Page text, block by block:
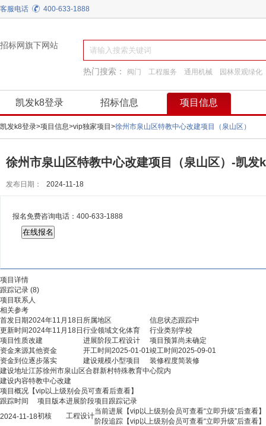
客服电话 400-633-1888
招标网旗下网站
热门搜索： 阀门 工程服务 通用机械
园林景观绿化
凯发k8登录 招标信息 项目信息
凯发k8登录>项目信息>vip独家项目 >徐州市泉山区特教中心改建项目（泉山区）
徐州市泉山区特教中心改建项目（泉山区）-凯发
发布日期： 2024-11-18
报名免费咨询电话： 400-633-1888
在线报名
项目详情
跟踪记录 (8)
项目联系人
相关参考
首发日期2024年11月18日 所属地区 信息状态跟踪中
更新时间2024年11月18日 行业领域文化体育 行业类别 学校
项目性质改建 进展阶段工程设计 项目预算尚未确定
资金来源其他资金 开工时间2025-01-01竣工时间2025-09-01
资金到位逐步落实 建设规模小型项目 装修程度简装修
建设地址江苏徐州市泉山区合群新村特殊教育中心院内
建设内容特教中心改建
项目概况 【vip以上级别会员可查看后查看】
跟踪时间
项目版本进展阶段项目跟踪记录
2024-11-18初核 工程设计
当前进展 【vip以上级别会员可查看“立即升级”后查看】
阶段追踪 【vip以上级别会员可查看“立即升级”后查看】